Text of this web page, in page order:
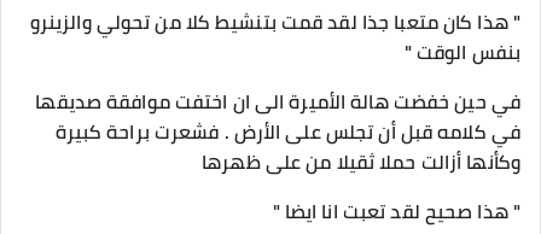
" هذا كان متعبا جذا لقد قمت بتنشيط كلا من تحولي والزينرو
بنفس الوقت "
في حين خفضت هالة الأميرة الى ان اختفت موافقة صديقها
في كلامه قبل أن تجلس على الأرض . فشعرت براحة كبيرة
وكأنها أزالت حملا ثقيلا من على ظهرها
" هذا صحيح لقد تعبت انا ايضا "